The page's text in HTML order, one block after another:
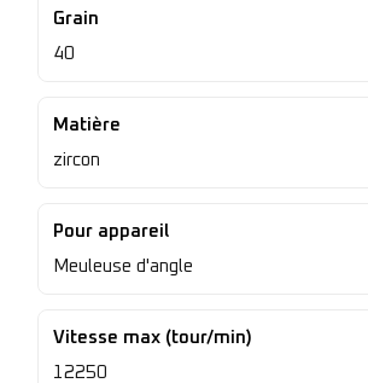
Grain
40
Matière
zircon
Pour appareil
Meuleuse d'angle
Vitesse max (tour/min)
12250